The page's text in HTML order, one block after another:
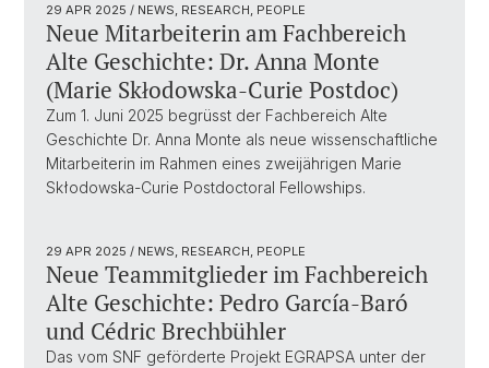
29 APR 2025 / NEWS, RESEARCH, PEOPLE
Neue Mitarbeiterin am Fachbereich
Alte Geschichte: Dr. Anna Monte
(Marie Skłodowska-Curie Postdoc)
Zum 1. Juni 2025 begrüsst der Fachbereich Alte
Geschichte Dr. Anna Monte als neue wissenschaftliche
Mitarbeiterin im Rahmen eines zweijährigen Marie
Skłodowska-Curie Postdoctoral Fellowships.
29 APR 2025 / NEWS, RESEARCH, PEOPLE
Neue Teammitglieder im Fachbereich
Alte Geschichte: Pedro García-Baró
und Cédric Brechbühler
Das vom SNF geförderte Projekt EGRAPSA unter der